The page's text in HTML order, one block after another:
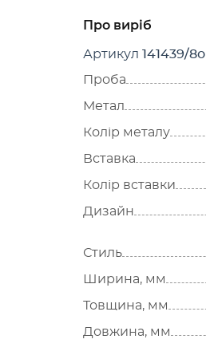
Про виріб
Артикул 141439/8о
Проба
Метал
Колір металу
Вставка
Колір вставки
Дизайн
Стиль
Ширина, мм
Товщина, мм
Довжина, мм